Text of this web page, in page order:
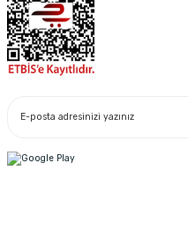
Copyright© 2022. Kredi kartı